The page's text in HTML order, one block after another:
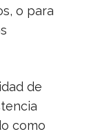
o para
de
como